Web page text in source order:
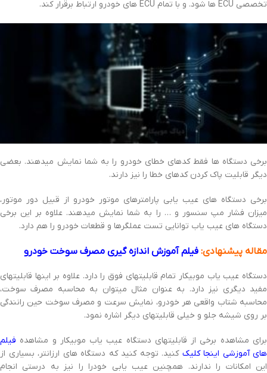
تخصصی ECU ها شود. و با تمام ECU های خودرو ارتباط برقرار کند.
برخی دستگاه ها فقط کدهای خطای خودرو را به شما نمایش میدهند. بعضی
دیگر قابلیت پاک کردن کدهای خطا را نیز دارند.
برخی دستگاه های عیب یابی پارامترهای موتور خودرو از قبیل دور موتور،
میزان فشار مپ سنسور و … را به شما نمایش میدهند. علاوه بر این برخی
دستگاه های عیب یاب توانایی تست عملگرها و قطعات خودرو را هم دارد.
مقاله پیشنهادی: فیلم آموزش اندازه گیری مصرف سوخت خودرو
دستگاه عیب یاب موبیکار تمام قابلیتهای فوق را دارد. علاوه بر اینها قابلیتهای
مفید دیگری نیز دارد. به عنوان مثال میتوان به محاسبه مصرف سوخت،
محاسبه شتاب واقعی هر خودرو، نمایش سرعت و مصرف سوخت حین رانندگی
بر روی شیشه جلو و خیلی قابلیتهای دیگر اشاره نمود.
برای مشاهده برخی از قابلیتهای دستگاه عیب یاب موبیکار و مشاهده فیلم
های آموزشی اینجا کلیک کنید. توجه کنید که دستگاه های ارزانتر، بسیاری از
این امکانات را ندارند. همچنین عیب یابی خودرا را نیز به درستی انجام